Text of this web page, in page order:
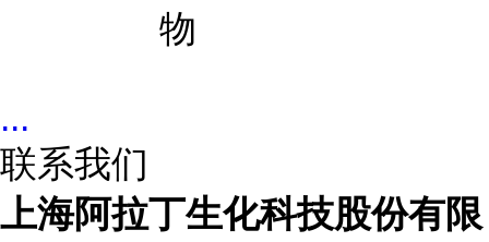
物
...
联系我们
上海阿拉丁生化科技股份有限